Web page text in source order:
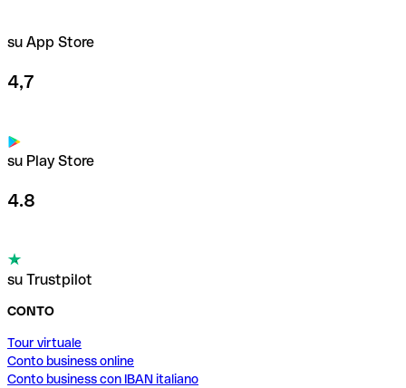
su App Store
4,7
su Play Store
4.8
su Trustpilot
CONTO
Tour virtuale
Conto business online
Conto business con IBAN italiano